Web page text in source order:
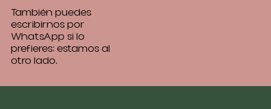
También puedes
escribirnos por
WhatsApp si lo
prefieres: estamos al
otro lado.